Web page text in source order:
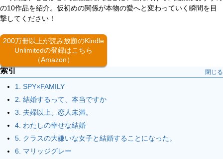
の10作品を紹介。仮初めの関係が本物の愛へと変わっていく瞬間を目
撃してください！
200万冊以上が読み放題のKindle
Unlimitedの登録はこちら
（Amazon）
索引 閉じる
1. SPY×FAMILY
2. 結婚するって、本当ですか
3. 夫婦以上、恋人未満。
4. わたしの幸せな結婚
5. クラスの大嫌いな女子と結婚することになった。
6. マリッジグレー